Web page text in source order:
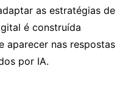
as estratégias de
é construída
aparecer nas respostas
por IA.